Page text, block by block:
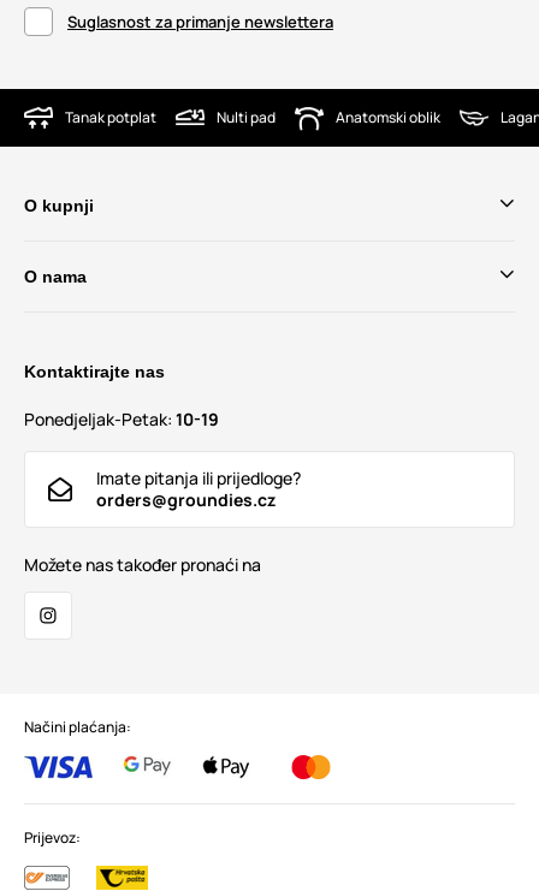
Suglasnost za primanje newslettera
Tanak potplat Nulti pad Anatomski oblik
O kupnji
O nama
Kontaktirajte nas
Ponedjeljak-Petak: 10-19
Imate pitanja ili prijedloge?
orders@groundies.cz
Možete nas također pronaći na
Načini plaćanja:
Prijevoz: